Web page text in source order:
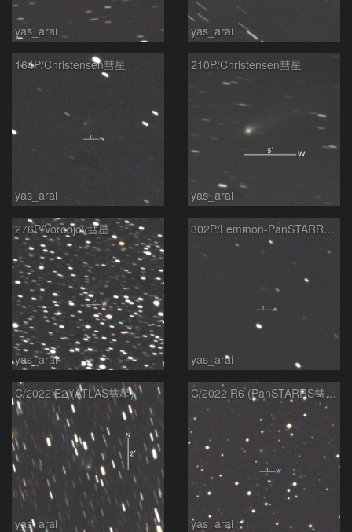
yas_arai yas_arai
164P/Christensen彗星
yas_arai
210P/Christensen彗星
yas_arai
276P/Vorobjov彗星
yas_arai
302P/Lemmon-PanSTARRS彗星
yas_arai
C/2022 E2 (ATLAS彗星)
yas_arai
C/2022 R6 (PanSTARRS彗星)
yas_arai